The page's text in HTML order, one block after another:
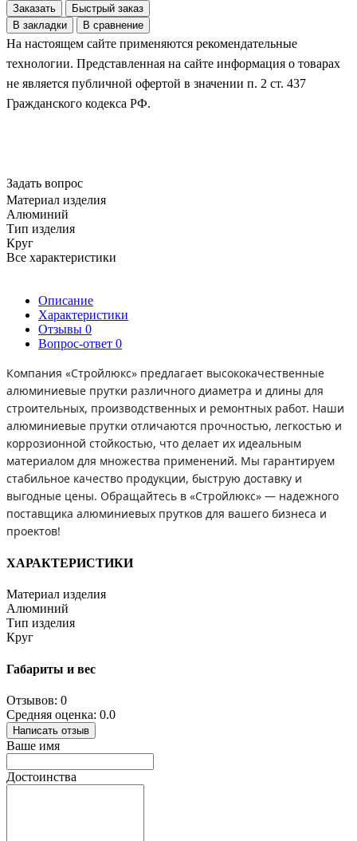
Заказать
Быстрый заказ
В закладки
В сравнение
На настоящем сайте применяются рекомендательные
технологии. Представленная на сайте информация о товарах
не является публичной офертой в значении п. 2 ст. 437
Гражданского кодекса РФ.
Задать вопрос
Материал изделия
Алюминий
Тип изделия
Круг
Все характеристики
Описание
Характеристики
Отзывы 0
Вопрос-ответ 0
Компания «Стройлюкс» предлагает высококачественные
алюминиевые прутки различного диаметра и длины для
строительных, производственных и ремонтных работ. Наши
алюминиевые прутки отличаются прочностью, легкостью и
коррозионной стойкостью, что делает их идеальным
материалом для множества применений. Мы гарантируем
стабильное качество продукции, быструю доставку и
выгодные цены. Обращайтесь в «Стройлюкс» — надежного
поставщика алюминиевых прутков для вашего бизнеса и
проектов!
ХАРАКТЕРИСТИКИ
Материал изделия
Алюминий
Тип изделия
Круг
Габариты и вес
Отзывов: 0
Средняя оценка: 0.0
Написать отзыв
Ваше имя
Достоинства